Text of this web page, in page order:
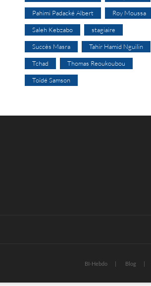
Pahimi Padacké Albert Roy Moussa
Saleh Kebzabo stagiaire
Succès Masra Tahir Hamid Nguilin
Tchad Thomas Reoukoubou
Toïdé Samson
BI-Hebdo Blog